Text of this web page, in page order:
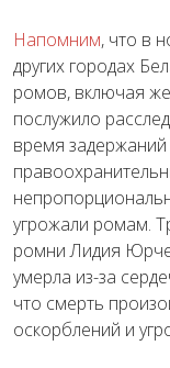
Напомним, что в
других городах
ромов, включая
послужило
время
угрожали ромам.
ромни Лидия
умерла из-за
что смерть
оскорблений и